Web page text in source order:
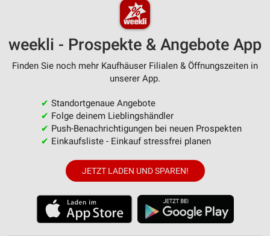
weekli - Prospekte & Angebote App
Finden Sie noch mehr Kaufhäuser Filialen & Öffnungszeiten in
unserer App.
✔ Standortgenaue Angebote
✔ Folge deinem Lieblingshändler
✔ Push-Benachrichtigungen bei neuen Prospekten
✔ Einkaufsliste - Einkauf stressfrei planen
JETZT LADEN UND SPAREN!